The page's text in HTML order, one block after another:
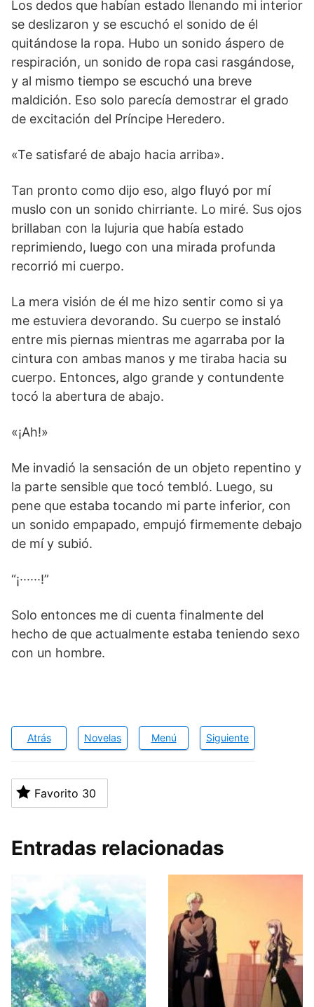
Los dedos que habían estado llenando mi interior
se deslizaron y se escuchó el sonido de él
quitándose la ropa. Hubo un sonido áspero de
respiración, un sonido de ropa casi rasgándose,
y al mismo tiempo se escuchó una breve
maldición. Eso solo parecía demostrar el grado
de excitación del Príncipe Heredero.
«Te satisfaré de abajo hacia arriba».
Tan pronto como dijo eso, algo fluyó por mí
muslo con un sonido chirriante. Lo miré. Sus ojos
brillaban con la lujuria que había estado
reprimiendo, luego con una mirada profunda
recorrió mi cuerpo.
La mera visión de él me hizo sentir como si ya
me estuviera devorando. Su cuerpo se instaló
entre mis piernas mientras me agarraba por la
cintura con ambas manos y me tiraba hacia su
cuerpo. Entonces, algo grande y contundente
tocó la abertura de abajo.
«¡Ah!»
Me invadió la sensación de un objeto repentino y
la parte sensible que tocó tembló. Luego, su
pene que estaba tocando mi parte inferior, con
un sonido empapado, empujó firmemente debajo
de mí y subió.
“¡······!”
Solo entonces me di cuenta finalmente del
hecho de que actualmente estaba teniendo sexo
con un hombre.
Atrás Novelas Menú Siguiente
Favorito 30
Entradas relacionadas